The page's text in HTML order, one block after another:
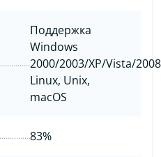
Поддержка
Windows
2000/2003/XP/Vista/
Linux, Unix,
macOS
83%